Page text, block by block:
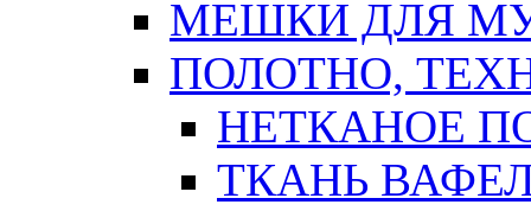
МЕШКИ ДЛЯ
ПОЛОТНО,
НЕТКАНОЕ
ТКАНЬ